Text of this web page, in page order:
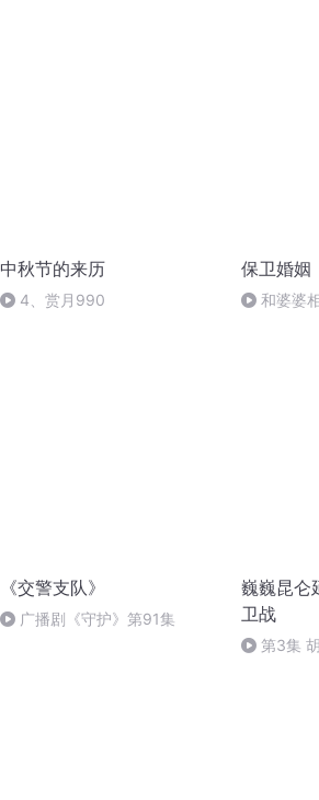
中秋节的来历
4、赏月990
保卫婚姻
和婆婆
《交警支队》
广播剧《守护》第91集
巍巍昆仑
卫战
第3集